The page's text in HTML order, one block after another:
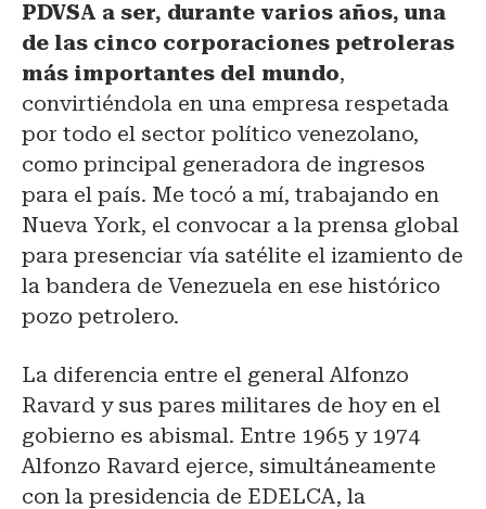
PDVSA a ser, durante varios años, una
de las cinco corporaciones petroleras
más importantes del mundo,
convirtiéndola en una empresa respetada
por todo el sector político venezolano,
como principal generadora de ingresos
para el país. Me tocó a mí, trabajando en
Nueva York, el convocar a la prensa global
para presenciar vía satélite el izamiento de
la bandera de Venezuela en ese histórico
pozo petrolero.
La diferencia entre el general Alfonzo
Ravard y sus pares militares de hoy en el
gobierno es abismal. Entre 1965 y 1974
Alfonzo Ravard ejerce, simultáneamente
con la presidencia de EDELCA, la